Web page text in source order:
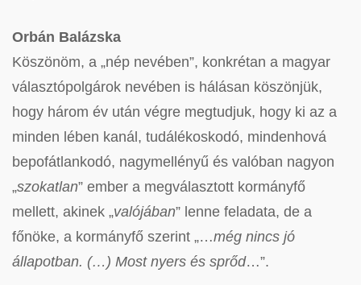
Orbán Balázska
Köszönöm, a „nép nevében”, konkrétan a magyar
választópolgárok nevében is hálásan köszönjük,
hogy három év után végre megtudjuk, hogy ki az a
minden lében kanál, tudálékoskodó, mindenhová
bepofátlankodó, nagymellényű és valóban nagyon
„szokatlan” ember a megválasztott kormányfő
mellett, akinek „valójában” lenne feladata, de a
főnöke, a kormányfő szerint „…még nincs jó
állapotban. (…) Most nyers és sprőd…”.